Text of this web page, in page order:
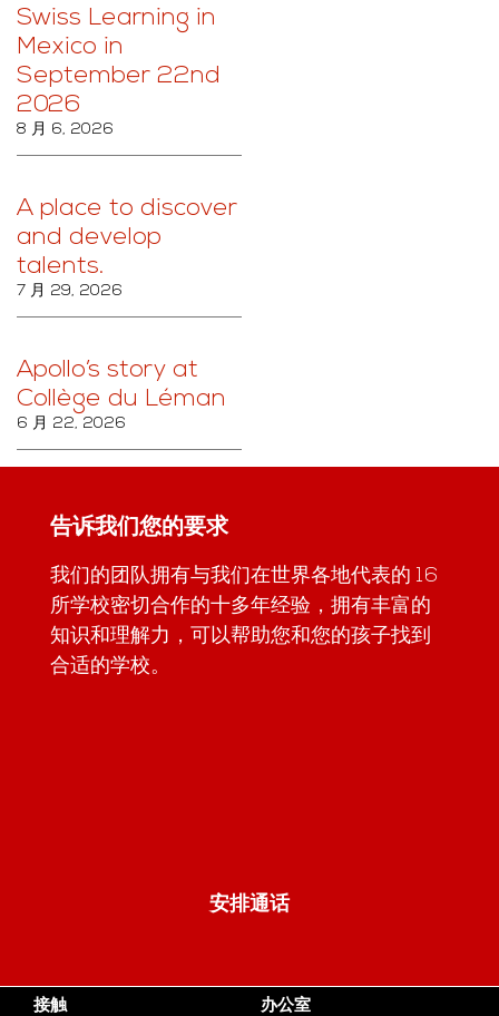
Swiss Learning in
Mexico in
September 22nd
2026
8 月 6, 2026
A place to discover
and develop
talents.
7 月 29, 2026
Apollo’s story at
Collège du Léman
6 月 22, 2026
告诉我们您的要求
我们的团队拥有与我们在世界各地代表的 16
所学校密切合作的十多年经验，拥有丰富的
知识和理解力，可以帮助您和您的孩子找到
合适的学校。
安排通话
接触 办公室